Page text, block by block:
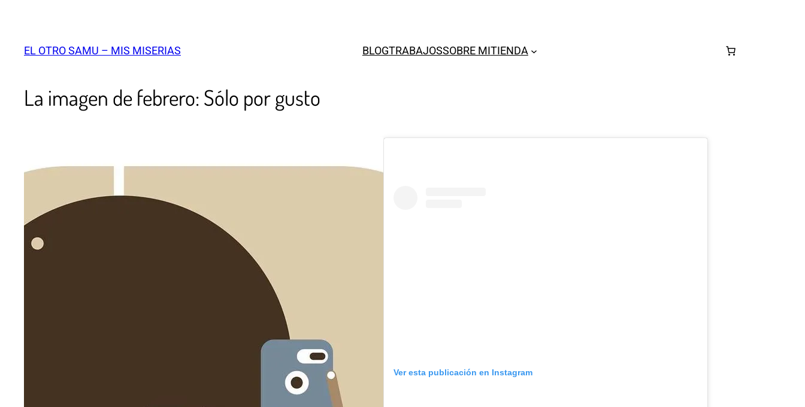
EL OTRO SAMU – MIS MISERIAS BLOGTRABAJOSSOBRE MITIENDA
La imagen de febrero: Sólo por gusto
Ver esta publicación en Instagram